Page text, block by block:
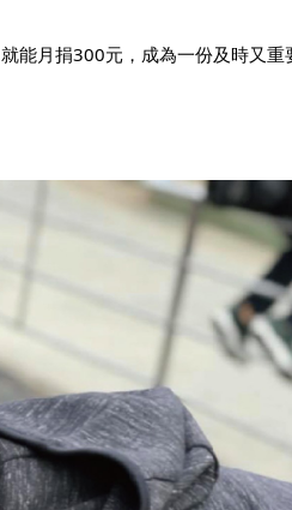
月捐300元，成為一份及時又重